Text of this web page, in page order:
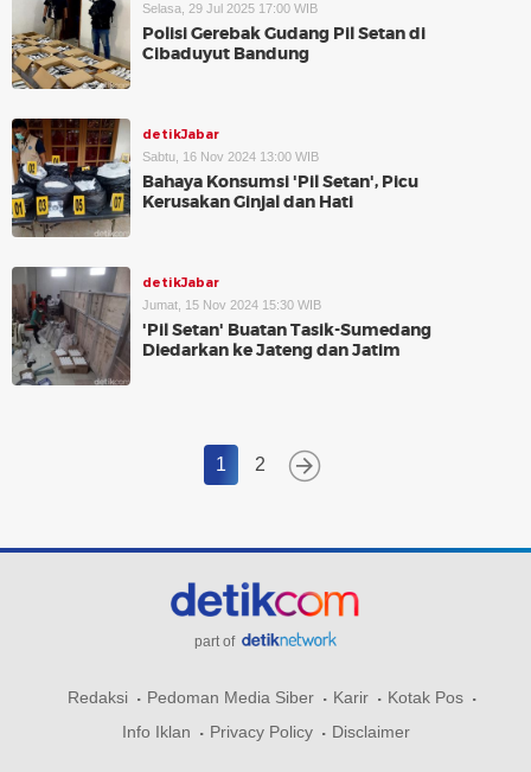
Selasa, 29 Jul 2025 17:00 WIB
Polisi Gerebak Gudang Pil Setan di
Cibaduyut Bandung
detikJabar
Sabtu, 16 Nov 2024 13:00 WIB
Bahaya Konsumsi 'Pil Setan', Picu
Kerusakan Ginjal dan Hati
detikJabar
Jumat, 15 Nov 2024 15:30 WIB
'Pil Setan' Buatan Tasik-Sumedang
Diedarkan ke Jateng dan Jatim
1 2
part of
Redaksi Pedoman Media Siber Karir
Kotak Pos
Info Iklan
Privacy Policy Disclaimer